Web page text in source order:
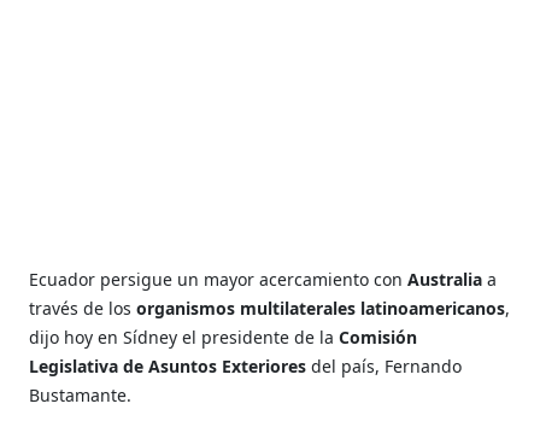
Ecuador persigue un mayor acercamiento conAustraliaa
través de losorganismos multilaterales latinoamericanos,
dijo hoy en Sídney el presidente de laComisión
Legislativa de Asuntos Exterioresdel país, Fernando
Bustamante.